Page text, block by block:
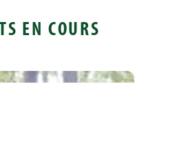
EN COURS